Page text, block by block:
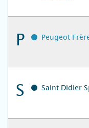
P Peugeot
S Saint Didier